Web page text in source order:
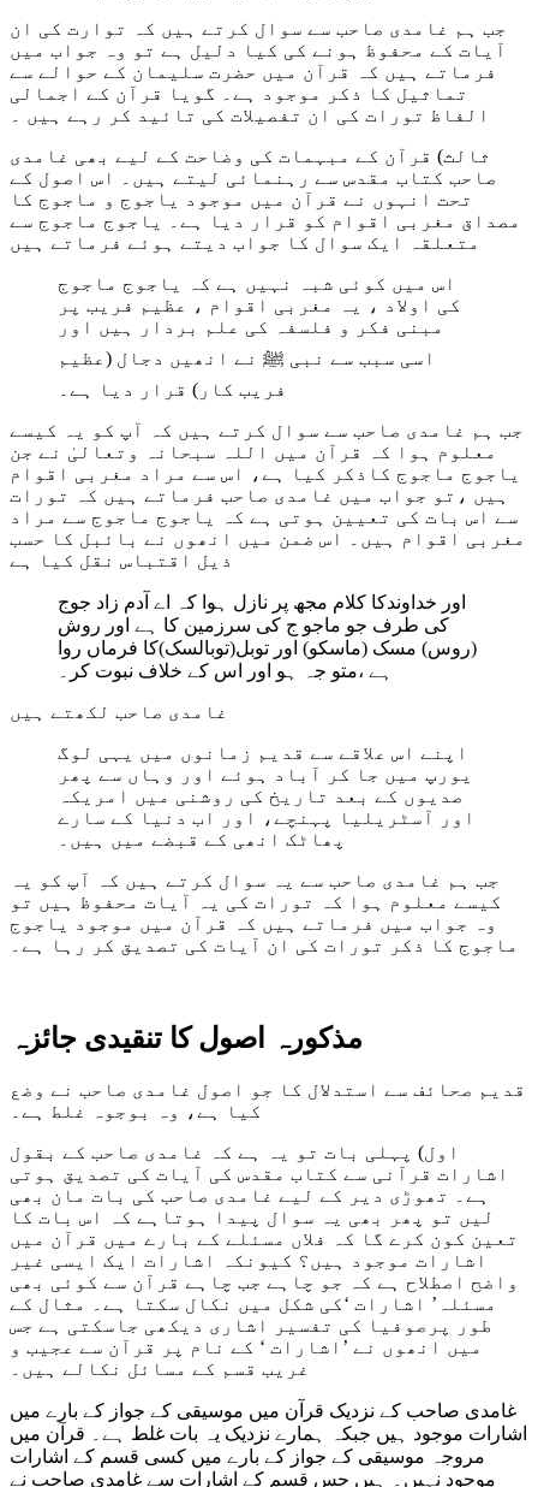
جب ہم غامدی صاحب سے سوال کرتے ہیں کہ توارت کی ان
آیات کے محفوظ ہونے کی کیا دلیل ہے تو وہ جواب میں
فرماتے ہیں کہ قرآن میں حضرت سلیمان کے حوالے سے
تماثیل کا ذکر موجود ہے۔ گویا قرآن کے اجمالی
الفاظ تورات کی ان تفصیلات کی تائید کر رہے ہیں ۔
ثالث) قرآن کے مبہمات کی وضاحت کے لیے بھی غامدی
صاحب کتاب مقدس سے رہنمائی لیتے ہیں۔ اس اصول کے
تحت انہوں نے قرآن میں موجود یاجوج و ماجوج کا
مصداق مغربی اقوام کو قرار دیا ہے۔ یاجوج ماجوج سے
متعلقہ ایک سوال کا جواب دیتے ہوئے فرماتے ہیں
اس میں کوئی شبہ نہیں ہے کہ یاجوج ماجوج
کی اولاد ، یہ مغربی اقوام ، عظیم فریب پر
مبنی فکر و فلسفہ کی علم بردار ہیں اور
اسی سبب سے نبی ﷺ نے انھیں دجال (عظیم
فریب کار) قرار دیا ہے۔
جب ہم غامدی صاحب سے سوال کرتے ہیں کہ آپ کو یہ کیسے
معلوم ہوا کہ قرآن میں اللہ سبحانہ وتعالیٰ نے جن
یاجوج ماجوج کاذکر کیا ہے، اس سے مراد مغربی اقوام
ہیں ،تو جواب میں غامدی صاحب فرماتے ہیں کہ تورات
سے اس بات کی تعیین ہوتی ہے کہ یاجوج ماجوج سے مراد
مغربی اقوام ہیں۔ اس ضمن میں انھوں نے بائبل کا حسب
اور خداوندکا کلام مجھ پر نازل ہوا کہ اے آدم زاد جوج
کی طرف جو ماجو ج کی سرزمین کا ہے اور روش
(روس) مسک (ماسکو) اور توبل(توبالسک)کا فرماں روا
ہے ،متو جہ ہو اور اس کے خلاف نبوت کر۔
غامدی صاحب لکھتے ہیں
اپنے اس علاقے سے قدیم زمانوں میں یہی لوگ
یورپ میں جا کر آباد ہوئے اور وہاں سے پھر
صدیوں کے بعد تاریخ کی روشنی میں امریکہ
اور آسٹریلیا پہنچے، اور اب دنیا کے سارے
پھاٹک انھی کے قبضے میں ہیں۔
جب ہم غامدی صاحب سے یہ سوال کرتے ہیں کہ آپ کو یہ
کیسے معلوم ہوا کہ تورات کی یہ آیات محفوظ ہیں تو
وہ جواب میں فرماتے ہیں کہ قرآن میں موجود یاجوج
ماجوج کا ذکر تورات کی ان آیات کی تصدیق کر رہا ہے۔
مذکورہ اصول کا تنقیدی جائزہ
قدیم صحائف سے استدلال کا جو اصول غامدی صاحب نے وضع
اول) پہلی بات تو یہ ہے کہ غامدی صاحب کے بقول
اشارات قرآنی سے کتاب مقدس کی آیات کی تصدیق ہوتی
ہے۔ تھوڑی دیر کے لیے غامدی صاحب کی بات مان بھی
لیں تو پھر بھی یہ سوال پیدا ہوتاہے کہ اس بات کا
تعین کون کرے گا کہ فلاں مسئلے کے بارے میں قرآن میں
اشارات موجود ہیں؟ کیونکہ اشارات ایک ایسی غیر
واضح اصطلاح ہے کہ جو چاہے جب چاہے قرآن سے کوئی بھی
مسئلہ’ اشارات ‘کی شکل میں نکال سکتا ہے۔ مثال کے
طور پرصوفیا کی تفسیر اشاری دیکھی جاسکتی ہے جس
میں انھوں نے ’اشارات ‘ کے نام پر قرآن سے عجیب و
غریب قسم کے مسائل نکالے ہیں۔
غامدی صاحب کے نزدیک قرآن میں موسیقی کے جواز کے بارے میں
اشارات موجود ہیں جبکہ ہمارے نزدیک یہ بات غلط ہے۔ قرآن میں
مروجہ موسیقی کے جواز کے بارے میں کسی قسم کے اشارات
موجود نہیں۔ ہیں جس قسم کے اشارات سے غامدی صاحب نے